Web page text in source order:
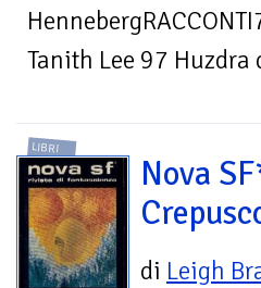
Tanith Lee 97 Huzdra
LIBRI
Nova
di Leigh